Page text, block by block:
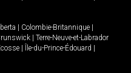
Colombie-Britannique
Terre-Neuve-et-Labrador
Île-du-Prince-Édouard